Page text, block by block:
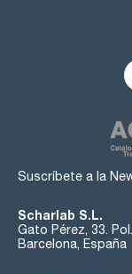
resíduo de
pérdida por
Suscríbete a la
Scharlab S.L.
Gato Pérez, 33.
Barcelona, España